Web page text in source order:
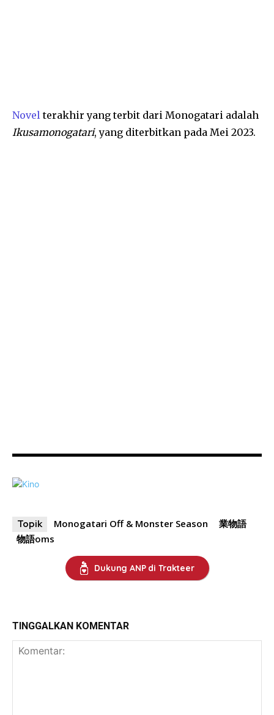
Novel terakhir yang terbit dari Monogatari adalah
Ikusamonogatari, yang diterbitkan pada Mei 2023.
Topik Monogatari Off & Monster Season
業物語
物語oms
Dukung ANP di Trakteer
TINGGALKAN KOMENTAR